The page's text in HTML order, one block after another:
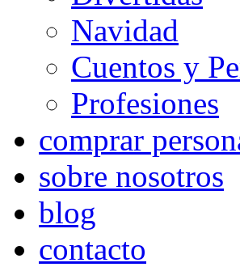
Navidad
Cuentos y
Profesiones
comprar
sobre nosotros
blog
contacto